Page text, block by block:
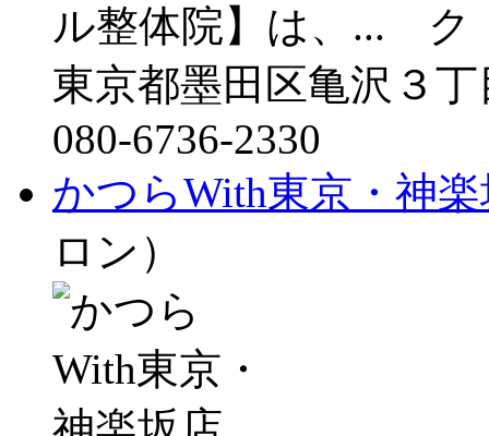
ル整体院】は、...
東京都墨田区亀沢３
080-6736-2330
かつらWith東京・神
ロン）